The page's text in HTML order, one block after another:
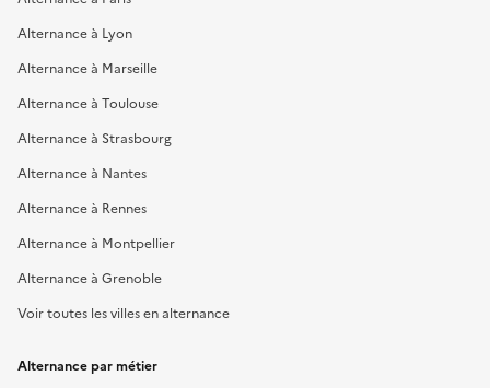
Alternance à Lyon
Alternance à Marseille
Alternance à Toulouse
Alternance à Strasbourg
Alternance à Nantes
Alternance à Rennes
Alternance à Montpellier
Alternance à Grenoble
Voir toutes les villes en alternance
Alternance par métier